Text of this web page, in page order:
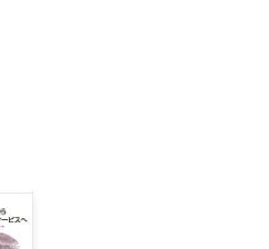
ーメーションの優先順位づけと実
トランスフォーメーションのパス